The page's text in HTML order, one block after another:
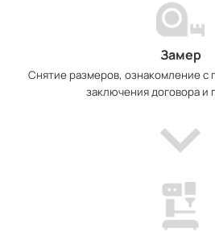
Замер
Снятие размеров, ознакомление с
заключения договора и